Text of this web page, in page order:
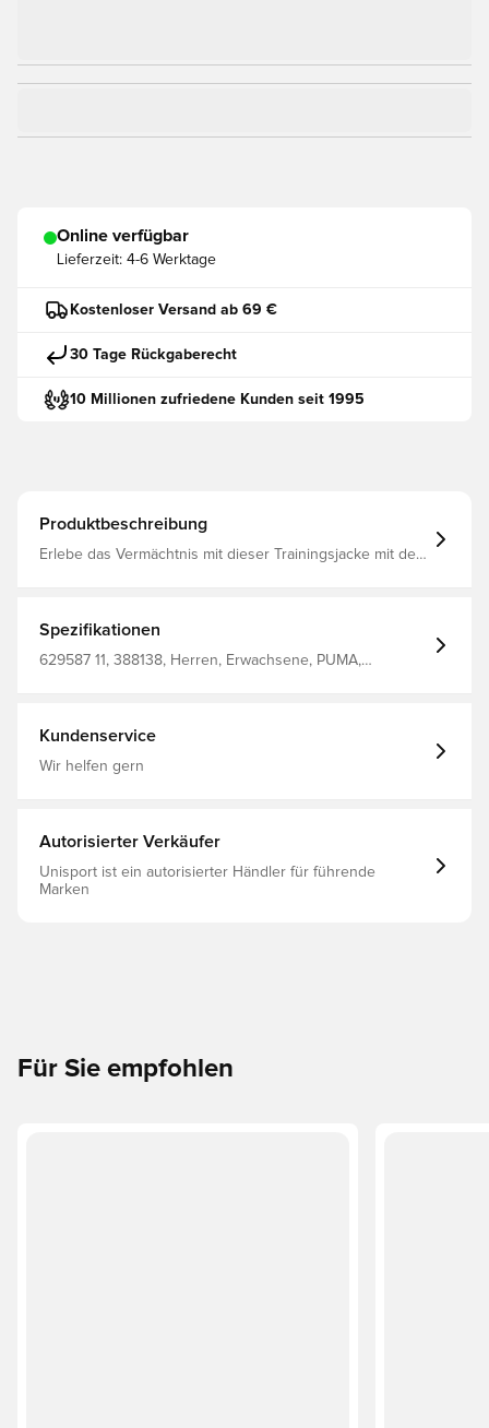
Online verfügbar
Lieferzeit: 4-6 Werktage
Kostenloser Versand ab 69 €
30 Tage Rückgaberecht
10 Millionen zufriedene Kunden seit 1995
Produktbeschreibung
Erlebe das Vermächtnis mit dieser Trainingsjacke mit den
den Trainingsplatz. Feier die Tradition und setze ein
Statement mit PUMA. Regular Fit Spacer-Stoff
Reißverschlusstasche, Seitentasche Stehkragen
Spezifikationen
629587 11, 388138, Herren, Erwachsene, PUMA,
Kundenservice
Wir helfen gern
Autorisierter Verkäufer
Unisport ist ein autorisierter Händler für führende
Marken
Für Sie empfohlen